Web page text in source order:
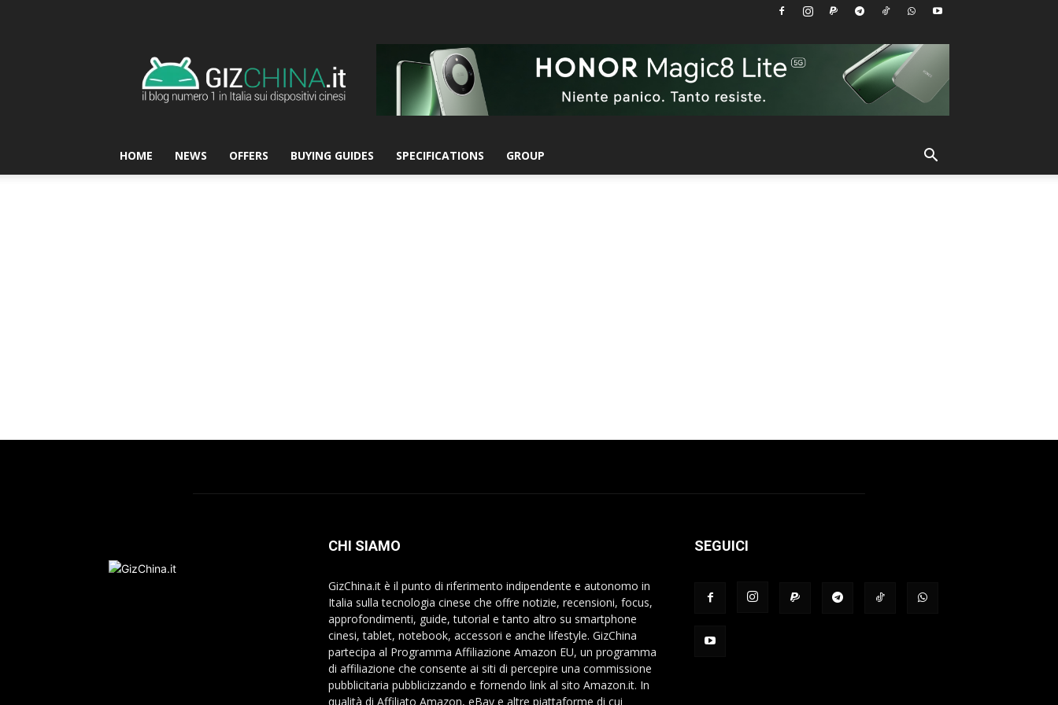
HOME NEWS OFFERS BUYING GUIDES SPECIFICATIONS GROUP
CHI SIAMO
GizChina.it è il punto di riferimento indipendente e autonomo in
Italia sulla tecnologia cinese che offre notizie, recensioni, focus,
approfondimenti, guide, tutorial e tanto altro su smartphone
cinesi, tablet, notebook, accessori e anche lifestyle. GizChina
partecipa al Programma Affiliazione Amazon EU, un programma
di affiliazione che consente ai siti di percepire una commissione
pubblicitaria pubblicizzando e fornendo link al sito Amazon.it. In
qualità di Affiliato Amazon, eBay e altre piattaforme di cui
SEGUICI